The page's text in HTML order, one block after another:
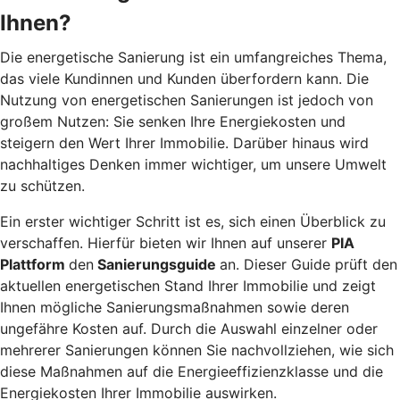
Ihnen?
Die energetische Sanierung ist ein umfangreiches Thema,
das viele Kundinnen und Kunden überfordern kann. Die
Nutzung von energetischen Sanierungen ist jedoch von
großem Nutzen: Sie senken Ihre Energiekosten und
steigern den Wert Ihrer Immobilie. Darüber hinaus wird
nachhaltiges Denken immer wichtiger, um unsere Umwelt
zu schützen.
Ein erster wichtiger Schritt ist es, sich einen Überblick zu
verschaffen. Hierfür bieten wir Ihnen auf unserer PIA
Plattform den Sanierungsguide an. Dieser Guide prüft den
aktuellen energetischen Stand Ihrer Immobilie und zeigt
Ihnen mögliche Sanierungsmaßnahmen sowie deren
ungefähre Kosten auf. Durch die Auswahl einzelner oder
mehrerer Sanierungen können Sie nachvollziehen, wie sich
diese Maßnahmen auf die Energieeffizienzklasse und die
Energiekosten Ihrer Immobilie auswirken.